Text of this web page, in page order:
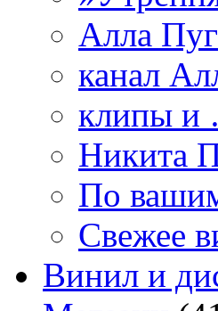
Алла
канал
клипы и
Никита
По
Свежее
Винил и